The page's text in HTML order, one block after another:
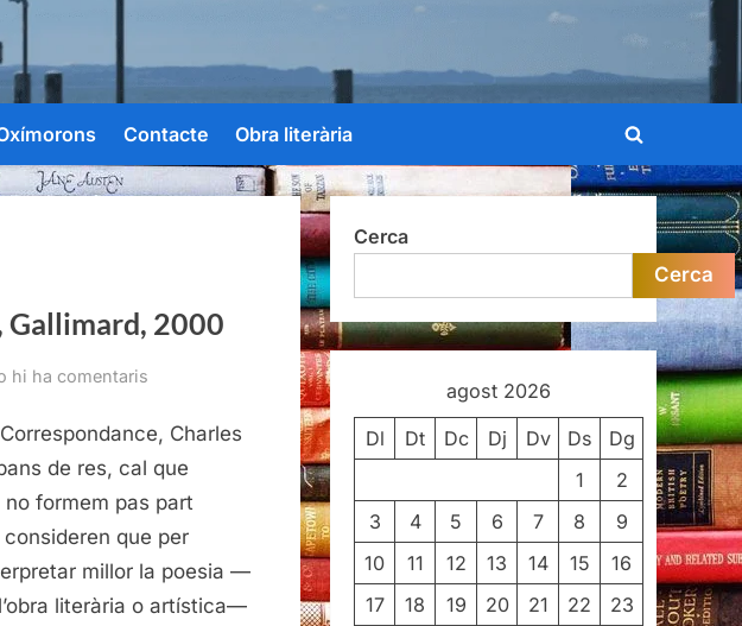
Contacte Obra literària
Toggle
search
form
Gallimard, 2000
hi ha comentaris
Baudelaire,
Gallimard,
2000
Charles
de res, cal que
formem pas part
consideren que per
millor la poesia —
literària o artística—
Cerca
Cerca
agost 2026
Dl Dt Dc Dj Dv Ds
Dg
1
2
3
4 5 6 7 8
9
10
11 12 13 14 15
16
17
18 19 20 21 22
23